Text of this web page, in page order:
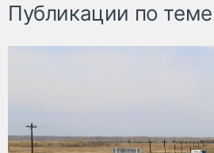
Публикации по теме